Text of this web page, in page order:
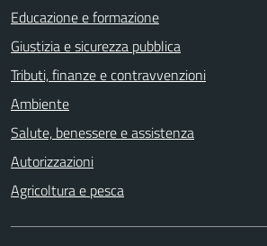
Educazione e formazione
Giustizia e sicurezza pubblica
Tributi, finanze e contravvenzioni
Ambiente
Salute, benessere e assistenza
Autorizzazioni
Agricoltura e pesca